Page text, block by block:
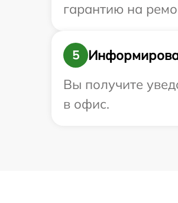
гарантию на
5
Вы получите
в офис.